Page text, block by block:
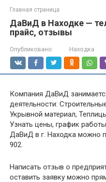
Главная страница
ДаВиД в Находке —
прайс, отзывы
Опубликовано: Находка
Компания ДаВиД
деятельности:
Укрывной материал,
Узнать цены, график
ДаВиД в г. Находка можно
902.
Написать отзыв о
оставить заявку можно